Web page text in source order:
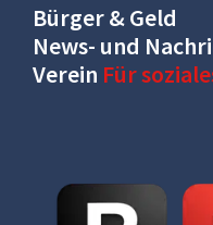
Bürger & Geld
News- und
Verein Für